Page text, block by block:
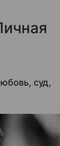
суд,